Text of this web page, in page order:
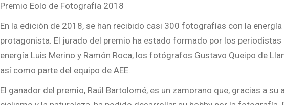
Premio Eolo de Fotografía 2018
En la edición de 2018, se han recibido casi 300 fotografías con la
protagonista. El jurado del premio ha estado formado por los periodistas
energía Luis Merino y Ramón Roca, los fotógrafos Gustavo Queipo de
así como parte del equipo de AEE.
El ganador del premio, Raúl Bartolomé, es un zamorano que, gracias a su